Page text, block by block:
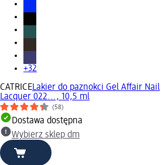
+32
CATRICELakier do paznokci Gel Affair Nail
Lacquer 022..., 10,5 ml
(58)
Dostawa dostępna
Wybierz sklep dm